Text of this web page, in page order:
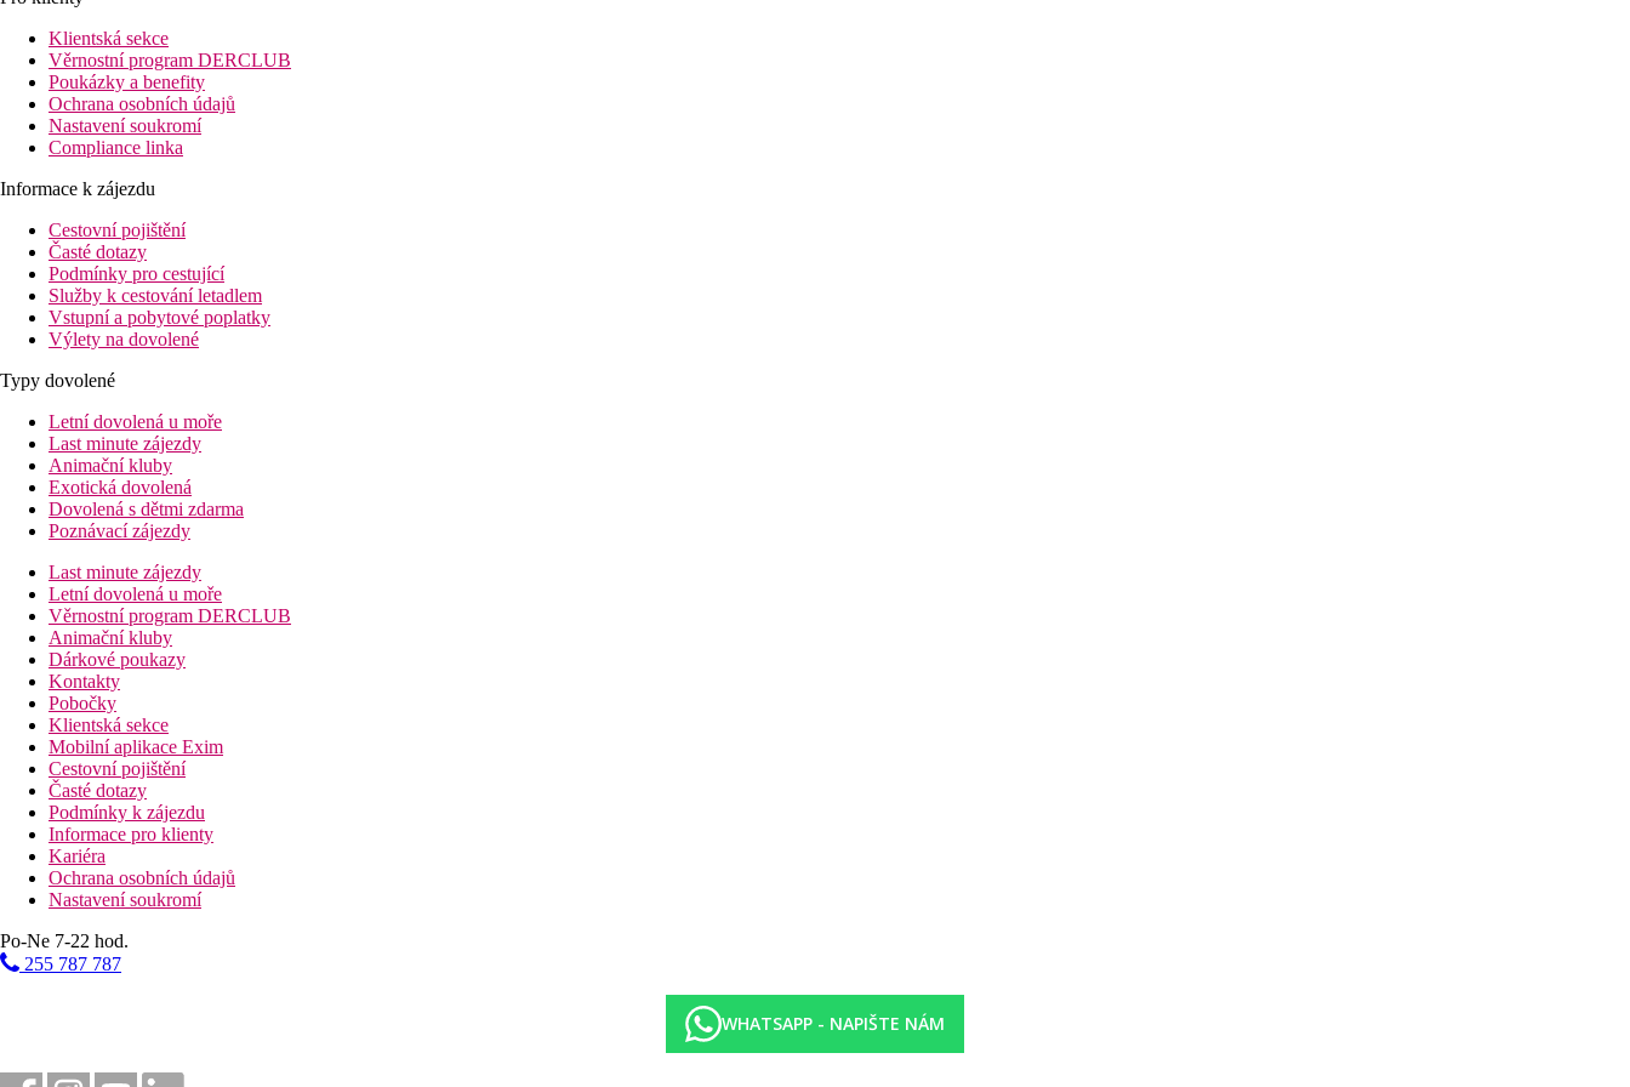
Klientská sekce
Věrnostní program DERCLUB
Poukázky a benefity
Ochrana osobních údajů
Nastavení soukromí
Compliance linka
Informace k zájezdu
Cestovní pojištění
Časté dotazy
Podmínky pro cestující
Služby k cestování letadlem
Vstupní a pobytové poplatky
Výlety na dovolené
Typy dovolené
Letní dovolená u moře
Last minute zájezdy
Animační kluby
Exotická dovolená
Dovolená s dětmi zdarma
Poznávací zájezdy
Last minute zájezdy
Letní dovolená u moře
Věrnostní program DERCLUB
Animační kluby
Dárkové poukazy
Kontakty
Pobočky
Klientská sekce
Mobilní aplikace Exim
Cestovní pojištění
Časté dotazy
Podmínky k zájezdu
Informace pro klienty
Kariéra
Ochrana osobních údajů
Nastavení soukromí
Po-Ne 7-22 hod.
255 787 787
WHATSAPP - NAPIŠTE NÁM